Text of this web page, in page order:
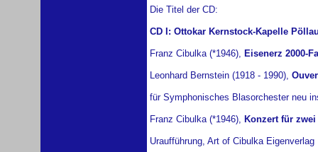
Die Titel der CD:
CD I: Ottokar Kernstock-Kapelle
Franz Cibulka (*1946), Eisenerz 2000-
Leonhard Bernstein (1918 - 1990),
für Symphonisches Blasorchester neu
Franz Cibulka (*1946), Konzert für
Uraufführung, Art of Cibulka Eigenverlag